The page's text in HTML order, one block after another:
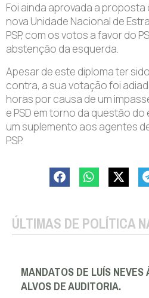
Foi ainda aprovada a
nova Unidade Nacional de
PSP, com os votos a favor do
abstenção da esquerda.
Apesar de este diploma ter
contra, a sua votação foi
horas por causa de um
e PSD em torno da questão
um suplemento aos agentes
PSP.
ÚLTIMAS DE POLÍTICA
MANDATOS DE LUÍS
ALVOS DE AUDITORIA.